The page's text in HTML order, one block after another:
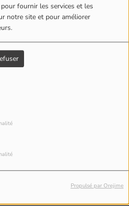
fournir les services et les
notre site et pour améliorer
Propulsé par Orejime
: Une fresque de
: A L'adresse du jeu
: Narvaland avec
et Mox
: Scouts et guides
groupe La